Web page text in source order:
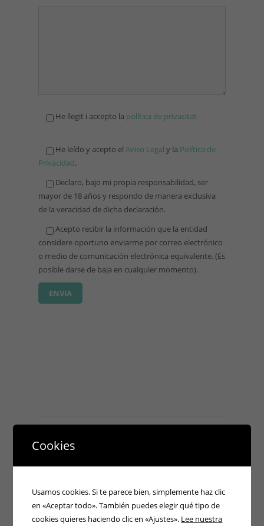
He llegit i accepto la política de privacitat
He leído y acepto el Aviso Legal y la Política de
Privacidad.
Declaro, bajo mi propia responsabilidad, ser
mayor de 18 años y respondo de manera exclusiva
de la veracidad de dicha declaración.
Acepto recibir la información que la entidad
considere oportuno enviarme por correo electrónico
o medio de comunicación electrónica equivalente. (Es
posible darse de baja en cualquier momento).
Cookies
Usamos cookies. Si te parece bien, simplemente haz clic
en «Aceptar todo». También puedes elegir qué tipo de
cookies quieres haciendo clic en «Ajustes». Lee nuestra